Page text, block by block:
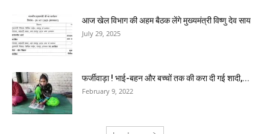
आज खेल विभाग की अहम बैठक लेंगे मुख्यमंत्री विष्णु देव साय
July 29, 2025
फर्जीवाड़ा ! भाई-बहन और बच्चों तक की करा दी गई शादी,...
February 9, 2022